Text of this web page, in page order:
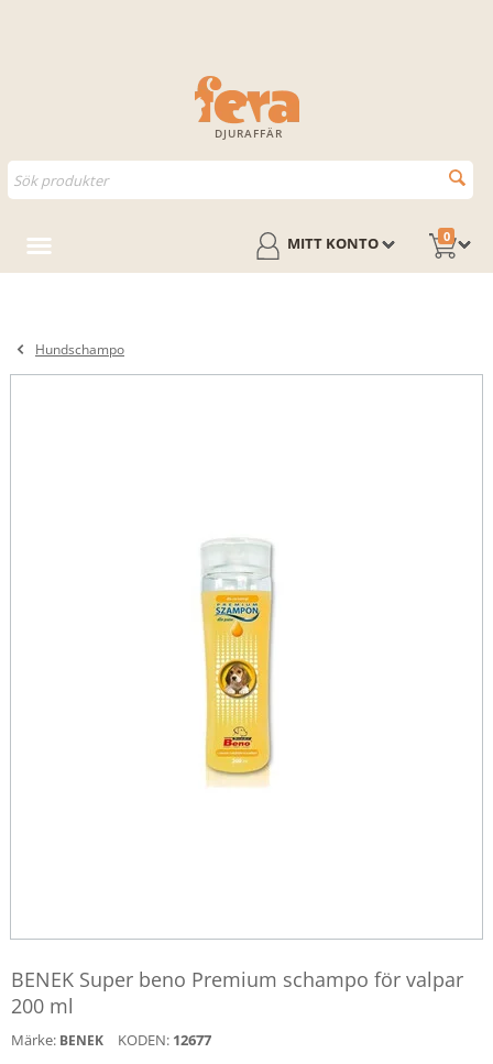
DJURAFFÄR
0
MITT KONTO
Hundschampo
BENEK Super beno Premium schampo för valpar
200 ml
Märke: BENEK KODEN: 12677